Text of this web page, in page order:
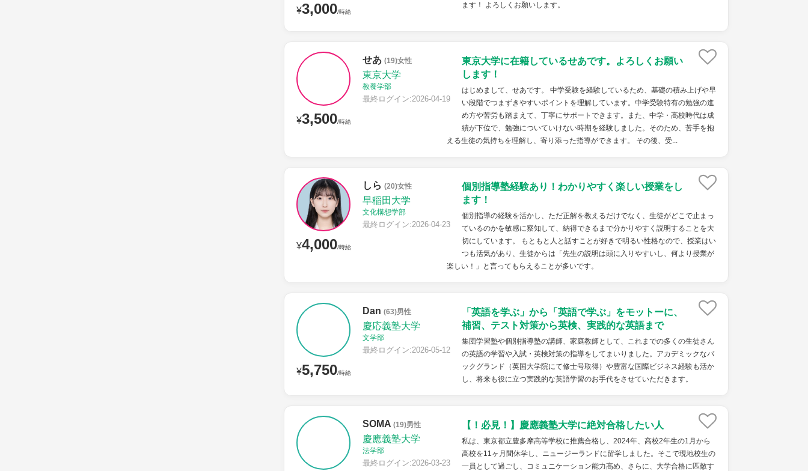
¥3,000/時給
ます！ よろしくお願いします。
¥3,500/時給
せあ (19)女性
東京大学
教養学部
最終ログイン:2026-04-19
東京大学に在籍しているせあです。よろしくお願い
します！
はじめまして、せあです。 中学受験を経験しているため、基礎の積み上げや早
い段階でつまずきやすいポイントを理解しています。中学受験特有の勉強の進
め方や苦労も踏まえて、丁寧にサポートできます。また、中学・高校時代は成
績が下位で、勉強についていけない時期を経験しました。そのため、苦手を抱
える生徒の気持ちを理解し、寄り添った指導ができます。 その後、受...
¥4,000/時給
しら (20)女性
早稲田大学
文化構想学部
最終ログイン:2026-04-23
個別指導塾経験あり！わかりやすく楽しい授業をし
ます！
個別指導の経験を活かし、ただ正解を教えるだけでなく、生徒がどこで止まっ
ているのかを敏感に察知して、納得できるまで分かりやすく説明することを大
切にしています。 もともと人と話すことが好きで明るい性格なので、授業はい
つも活気があり、生徒からは「先生の説明は頭に入りやすいし、何より授業が
楽しい！」と言ってもらえることが多いです。
¥5,750/時給
Dan (63)男性
慶応義塾大学
文学部
最終ログイン:2026-05-12
「英語を学ぶ」から「英語で学ぶ」をモットーに、
補習、テスト対策から英検、実践的な英語まで
集団学習塾や個別指導塾の講師、家庭教師として、これまでの多くの生徒さん
の英語の学習や入試・英検対策の指導をしてまいりました。アカデミックなバ
ックグランド（英国大学院にて修士号取得）や豊富な国際ビジネス経験も活か
し、将来も役に立つ実践的な英語学習のお手代をさせていただきます。
SOMA (19)男性
慶應義塾大学
法学部
最終ログイン:2026-03-23
【！必見！】慶應義塾大学に絶対合格したい人
私は、東京都立豊多摩高等学校に推薦合格し、2024年、高校2年生の1月から
高校を11ヶ月間休学し、ニュージーランドに留学しました。そこで現地校生の
一員として過ごし、コミュニケーション能力高め、さらに、大学合格に匹敵す